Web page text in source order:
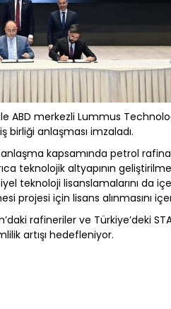
ABD merkezli Lummus
anlaşması imzaladı.
anlaşma kapsamında petrol
teknolojik altyapının
teknoloji lisanslamalarını da
projesi için lisans alınmasını
rafineriler ve Türkiye’deki
artışı hedefleniyor.